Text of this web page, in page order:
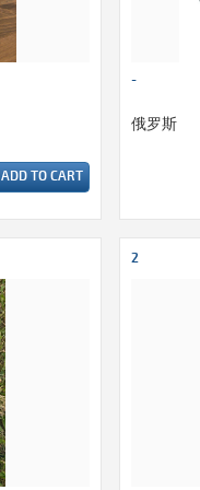
ADD TO CART
-
俄罗斯
2